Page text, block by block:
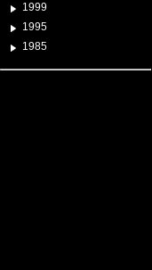
1999
1995
1985